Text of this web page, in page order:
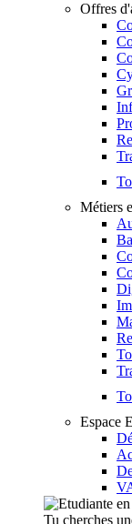
Offres
Métiers
Espace
Tu cherches